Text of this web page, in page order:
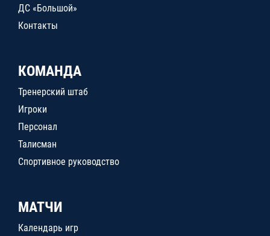
ДС «Большой»
Контакты
КОМАНДА
Тренерский штаб
Игроки
Персонал
Талисман
Спортивное руководство
МАТЧИ
Календарь игр